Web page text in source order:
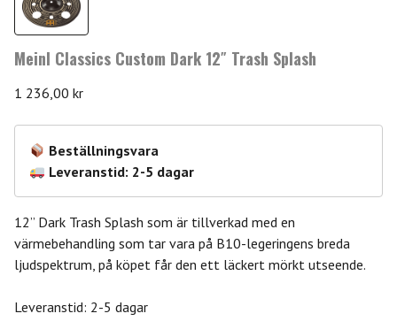
Meinl Classics Custom Dark 12″ Trash Splash
1 236,00 kr
Beställningsvara
Leveranstid: 2-5 dagar
12” Dark Trash Splash som är tillverkad med en
värmebehandling som tar vara på B10-legeringens breda
ljudspektrum, på köpet får den ett läckert mörkt utseende.
Leveranstid: 2-5 dagar